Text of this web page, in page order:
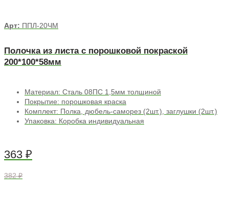
Арт: ППЛ-20ЧМ
Полочка из листа с порошковой покраской
200*100*58мм
Материал: Сталь 08ПС 1,5мм толщиной
Покрытие: порошковая краска
Комплект: Полка, дюбель-саморез (2шт.), заглушки (2шт.)
Упаковка: Коробка индивидуальная
363 ₽
382 ₽